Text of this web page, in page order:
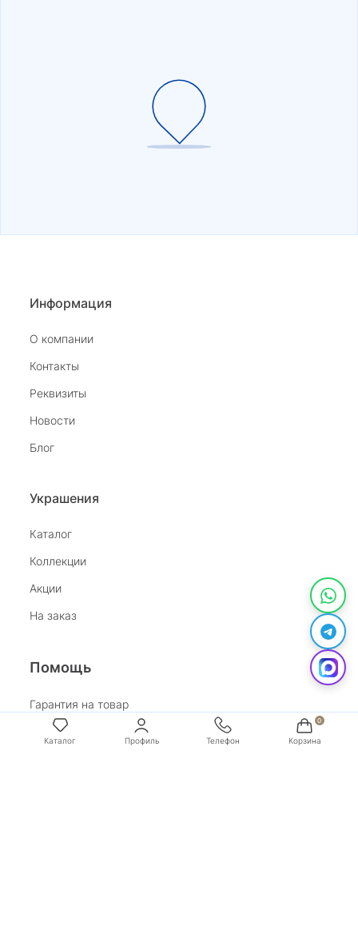
Информация
О компании
Контакты
Реквизиты
Новости
Блог
Украшения
Каталог
Коллекции
Акции
На заказ
Помощь
Гарантия на товар
Возврат
Каталог Профиль Телефон Корзина